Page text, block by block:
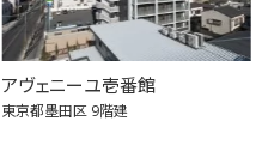
アヴェニーユ壱番館
東京都墨田区 9階建